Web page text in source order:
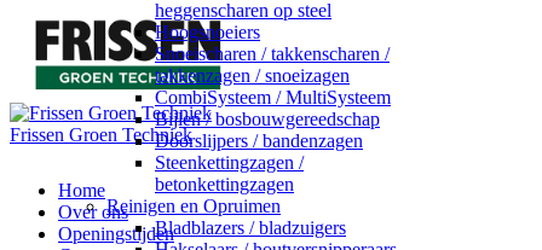
Frissen Groen Techniek
Home
Over ons
Openingstijden
heggenscharen op steel
Hoogsnoeiers
Snoeischaren / takkenscharen /
takkenzagen / snoeizagen
CombiSysteem / MultiSysteem
Bijlen / bosbouwgereedschap
Doorslijpers / bandenzagen
Steenkettingzagen /
betonkettingzagen
Reinigen en Opruimen
Bladblazers / bladzuigers